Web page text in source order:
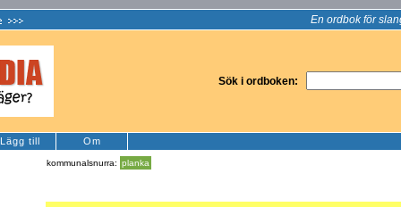
En ordbok för
Sök i ordboken:
Lägg till Om
kommunalsnurra: planka